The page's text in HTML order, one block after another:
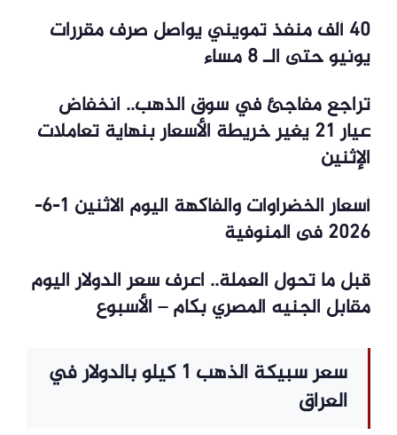
40 ألف منفذ تمويني يواصل صرف مقررات
يونيو حتى الـ 8 مساء
تراجع مفاجئ في سوق الذهب.. انخفاض
عيار 21 يغير خريطة الأسعار بنهاية تعاملات
الإثنين
أسعار الخضراوات والفاكهة اليوم الاثنين 1-6-
2026 فى المنوفية
قبل ما تحول العملة.. اعرف سعر الدولار اليوم
مقابل الجنيه المصري بكام – الأسبوع
سعر سبيكة الذهب 1 كيلو بالدولار في
العراق